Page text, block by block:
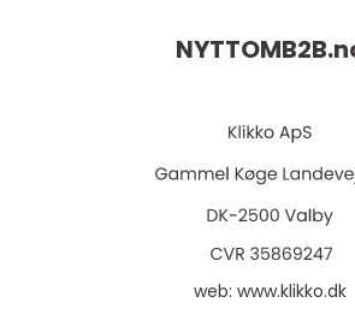
NYTTOMB2B.
web: www.klikko.dk